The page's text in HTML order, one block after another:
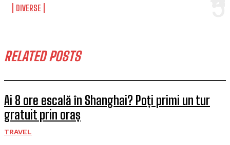
DIVERSE
RELATED POSTS
Ai 8 ore escală în Shanghai? Poți primi un tur
gratuit prin oraș
TRAVEL